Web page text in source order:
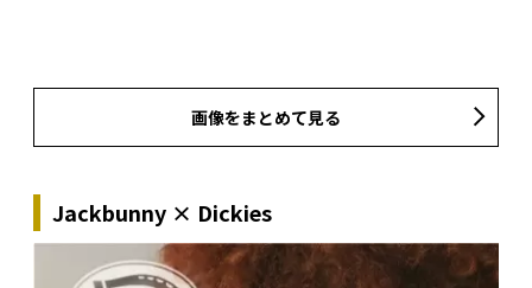
画像をまとめて見る
Jackbunny × Dickies